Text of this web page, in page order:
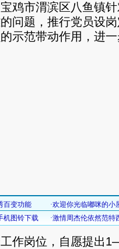
鸡市渭滨区八鱼镇
问题，推行党员设
示范带动作用，进
作岗位，自愿提出